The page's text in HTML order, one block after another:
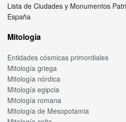
Lista de Ciudades y Monumentos
España
Mitología
Entidades cósmicas primordiales
Mitología griega
Mitología nórdica
Mitología egipcia
Mitología romana
Mitología de Mesopotamia